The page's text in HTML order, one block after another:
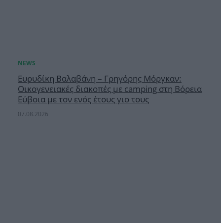
Ευρυδίκη Βαλαβάνη – Γρηγόρης Μόργκαν:
Οικογενειακές διακοπές με camping στη Βόρεια
Εύβοια με τον ενός έτους γιο τους
07.08.2026